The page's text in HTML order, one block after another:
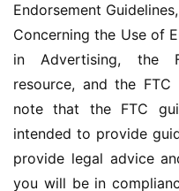
Endorsement
Concerning the Use of
in Advertising, the
resource, and the FTC
note that the FTC
intended to provide
provide legal advice
you will be in